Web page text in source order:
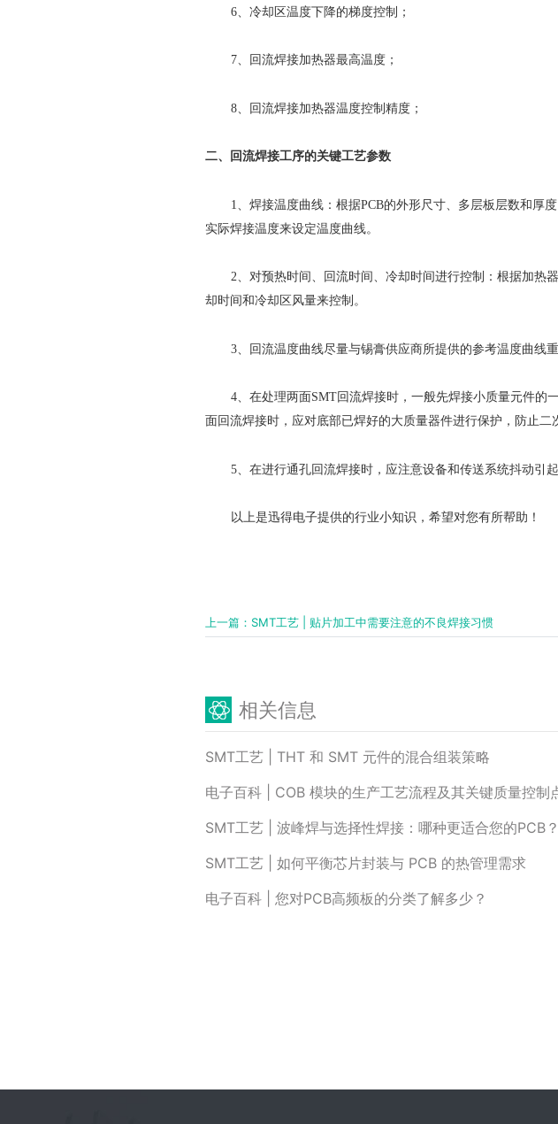
6、冷却区温度下降的梯度控制；
7、回流焊接加热器最高温度；
8、回流焊接加热器温度控制精度；
二、回流焊接工序的关键工艺参数
1、焊接温度曲线：根据PCB的外形尺寸、多层板层数和厚
实际焊接温度来设定温度曲线。
2、对预热时间、回流时间、冷却时间进行控制：根据加热
却时间和冷却区风量来控制。
3、回流温度曲线尽量与锡膏供应商所提供的参考温度曲线重
4、在处理两面SMT回流焊接时，一般先焊接小质量元件的
面回流焊接时，应对底部已焊好的大质量器件进行保护，防止二
5、在进行通孔回流焊接时，应注意设备和传送系统抖动引起
以上是迅得电子提供的行业小知识，希望对您有所帮助！
上一篇：SMT工艺 | 贴片加工中需要注意的不良焊接习惯
相关信息
SMT工艺 | THT 和 SMT 元件的混合组装策略
电子百科 | COB 模块的生产工艺流程及其关键质量控制
SMT工艺 | 波峰焊与选择性焊接：哪种更适合您的PCB？
SMT工艺 | 如何平衡芯片封装与 PCB 的热管理需求
电子百科 | 您对PCB高频板的分类了解多少？